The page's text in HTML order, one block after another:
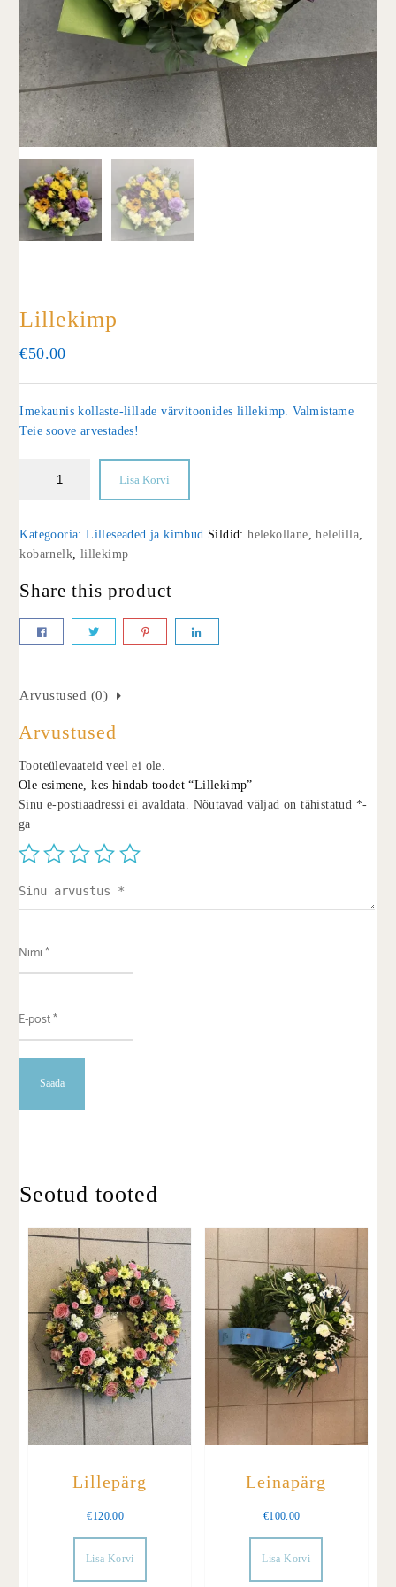
Lillekimp
€50.00
Imekaunis kollaste-lillade värvitoonides lillekimp. Valmistame
Teie soove arvestades!
Lisa Korvi
Kategooria:Lilleseaded ja kimbud Sildid:helekollane,helelilla,
kobarnelk, lillekimp
Share this product
Arvustused (0)
Arvustused
Tooteülevaateid veel ei ole.
Ole esimene, kes hindab toodet “Lillekimp”
Sinu e-postiaadressi ei avaldata. Nõutavad väljad on tähistatud *-
ga
Seotud tooted
Lillepärg
€120.00
Lisa Korvi
Leinapärg
€100.00
Lisa Korvi